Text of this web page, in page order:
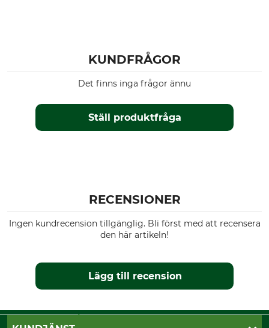
KUNDFRÅGOR
Ställ produktfråga
Det finns inga frågor ännu
RECENSIONER
Ingen kundrecension tillgänglig. Bli först med att recensera
den här artikeln!
Lägg till recension